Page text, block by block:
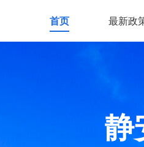
首页 最新政
静